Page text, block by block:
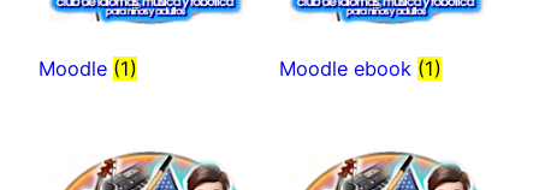
Moodle (1) Moodle ebook (1)